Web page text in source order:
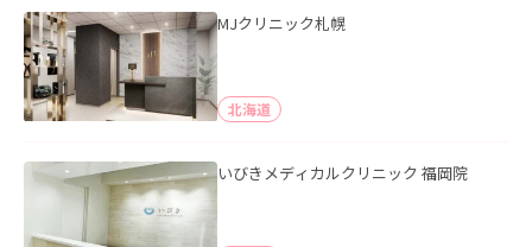
MJクリニック札幌
北海道
いびきメディカルクリニック 福岡院